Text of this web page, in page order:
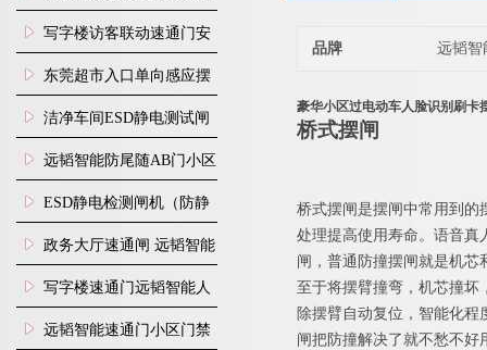
写字楼访客联动速通门安
装
东莞超市入口单向感应摆
闸安装
洁净车间ESD静电测试闸
机
远韬智能防尾随AB门小区
门禁闸机安装
​ESD静电检测闸机（防静
电门禁通道系统）
政务大厅速通闸 远韬智能
防尾随静音速通门
写字楼速通门远韬智能人
脸识别快速通道闸
远韬智能速通门小区门禁
品牌 远韬智
豪华小区过电动车人脸识别刷卡
桥式摆闸
桥式摆闸是摆闸中常用到的
处理提高使用寿命。语音真
闸，普通防撞摆闸就是机
至于将摆臂撞弯，机芯撞坏
除摆臂自动复位，智能化
闸把防撞解决了就不愁不